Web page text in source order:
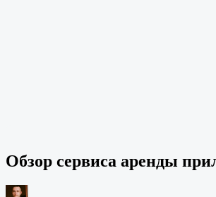
Обзор сервиса аренды